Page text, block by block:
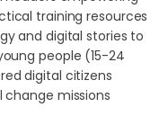
training resources
and digital stories to
people (15-24
digital citizens
missions